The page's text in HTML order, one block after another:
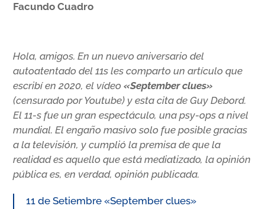
Facundo Cuadro
Hola, amigos. En un nuevo aniversario del
autoatentado del 11s les comparto un artículo que
escribí en 2020, el vídeo«September clues»
(censurado por Youtube) y esta cita de Guy Debord.
El 11-s fue un gran espectáculo, una psy-ops a nivel
mundial. El engaño masivo solo fue posible gracias
a la televisión, y cumplió la premisa de que la
realidad es aquello que está mediatizado, la opinión
pública es, en verdad, opinión publicada.
11 de Setiembre «September clues»